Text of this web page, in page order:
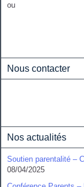
ou
Nous contacter
Nos actualités
Soutien parentalité –
08/04/2025